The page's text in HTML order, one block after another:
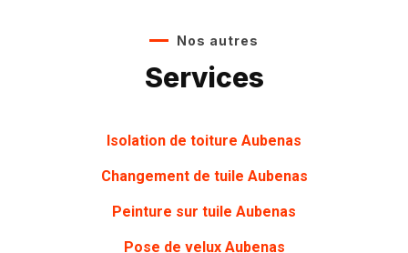
Nos autres
Services
Isolation de toiture Aubenas
Changement de tuile Aubenas
Peinture sur tuile Aubenas
Pose de velux Aubenas